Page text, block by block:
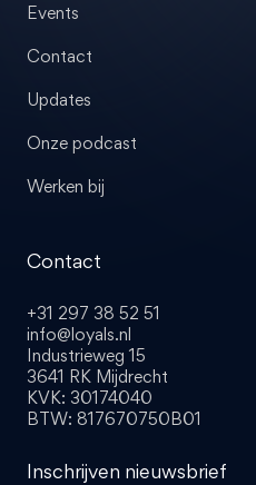
Events
Contact
Updates
Onze podcast
Werken bij
Contact
+31 297 38 52 51
info@loyals.nl
Industrieweg 15
3641 RK Mijdrecht
KVK: 30174040
BTW: 817670750B01
Inschrijven nieuwsbrief